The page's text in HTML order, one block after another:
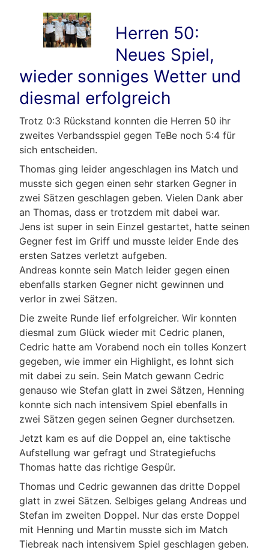
Herren 50:
Neues Spiel,
wieder sonniges Wetter und
diesmal erfolgreich
Trotz 0:3 Rückstand konnten die Herren 50 ihr
zweites Verbandsspiel gegen TeBe noch 5:4 für
sich entscheiden.
Thomas ging leider angeschlagen ins Match und
musste sich gegen einen sehr starken Gegner in
zwei Sätzen geschlagen geben. Vielen Dank aber
an Thomas, dass er trotzdem mit dabei war.
Jens ist super in sein Einzel gestartet, hatte seinen
Gegner fest im Griff und musste leider Ende des
ersten Satzes verletzt aufgeben.
Andreas konnte sein Match leider gegen einen
ebenfalls starken Gegner nicht gewinnen und
verlor in zwei Sätzen.
Die zweite Runde lief erfolgreicher. Wir konnten
diesmal zum Glück wieder mit Cedric planen,
Cedric hatte am Vorabend noch ein tolles Konzert
gegeben, wie immer ein Highlight, es lohnt sich
mit dabei zu sein. Sein Match gewann Cedric
genauso wie Stefan glatt in zwei Sätzen, Henning
konnte sich nach intensivem Spiel ebenfalls in
zwei Sätzen gegen seinen Gegner durchsetzen.
Jetzt kam es auf die Doppel an, eine taktische
Aufstellung war gefragt und Strategiefuchs
Thomas hatte das richtige Gespür.
Thomas und Cedric gewannen das dritte Doppel
glatt in zwei Sätzen. Selbiges gelang Andreas und
Stefan im zweiten Doppel. Nur das erste Doppel
mit Henning und Martin musste sich im Match
Tiebreak nach intensivem Spiel geschlagen geben.